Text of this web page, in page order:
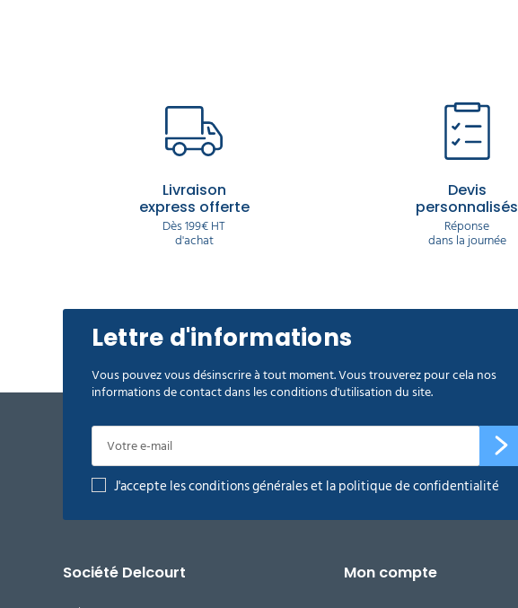
Livraison
express offerte
Dès 199€ HT
d'achat
Devis
personnalisés
Réponse
dans la journée
Lettre d'informations
Vous pouvez vous désinscrire à tout moment. Vous trouverez pour cela nos
informations de contact dans les conditions d'utilisation du site.
J'accepte les conditions générales et la politique de confidentialité
Société Delcourt
Mon compte